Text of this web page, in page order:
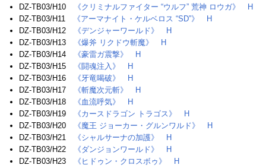
DZ-TB03/H10
《クリミナルファイター “ウルフ” 荒神 ロウガ》
H
DZ-TB03/H11
《アーマナイト・ケルベロス “SD”》
H
DZ-TB03/H12
《デンジャーワールド》
H
DZ-TB03/H13
《爆斧 リクドウ斬魔》
H
DZ-TB03/H14
《豪雷ガ震撃》
H
DZ-TB03/H15
《闘魂注入》
H
DZ-TB03/H16
《牙竜喝破》
H
DZ-TB03/H17
《斬魔次元斬》
H
DZ-TB03/H18
《血流呼気》
H
DZ-TB03/H19
《カースドラゴン トラゴス》
H
DZ-TB03/H20
《魔王 ジョーカー・グルンワルド》
H
DZ-TB03/H21
《シャルサーナの加護》
H
DZ-TB03/H22
《ダンジョンワールド》
H
DZ-TB03/H23
《ヒドゥン・クロスボゥ》
H